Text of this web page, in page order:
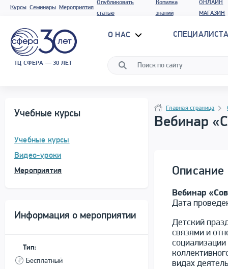
Курсы Семинары Мероприятия
Опубликовать
статью
Копилка
знаний
ОНЛАЙН
МАГАЗИН
ТЦ СФЕРА — 30 ЛЕТ
О НАС
Учебные курсы
Учебные курсы
Видео-уроки
Мероприятия
Информация о мероприятии
Тип:
Бесплатный
НавигацияГлавная страница
Вебинар
Описание
Вебинар
Дата
Детский
связями и
видах